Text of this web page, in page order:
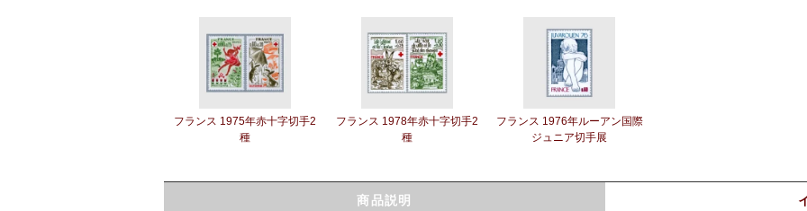
フランス 1975年赤十字切手2
種
フランス 1978年赤十字切手2
種
フランス 1976年ルーアン国際
ジュニア切手展
商品説明